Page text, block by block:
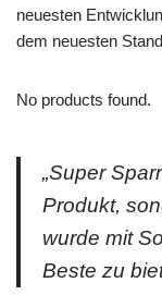
neuesten
dem neuesten
No products found.
„Super
Produkt,
wurde mit
Beste zu